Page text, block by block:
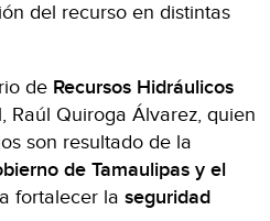
del recurso en distintas
de Recursos Hidráulicos
Raúl Quiroga Álvarez, quien
son resultado de la
de Tamaulipas y el
fortalecer la seguridad